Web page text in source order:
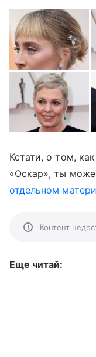
Кстати, о том,
«Оскар», ты
отдельном
Контент
Еще читай: